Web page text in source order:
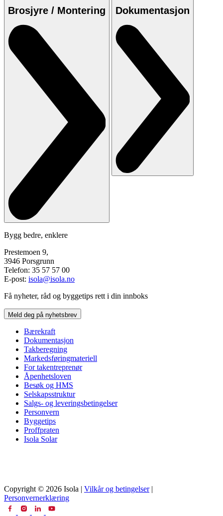
Brosjyre / Montering Dokumentasjon
Bygg bedre, enklere
Prestemoen 9,
3946 Porsgrunn
Telefon: 35 57 57 00
E-post: isola@isola.no
Få nyheter, råd og byggetips rett i din innboks
Meld deg på nyhetsbrev
Bærekraft
Dokumentasjon
Takberegning
Markedsføringmateriell
For takentreprenør
Åpenhetsloven
Besøk og HMS
Selskapsstruktur
Salgs- og leveringsbetingelser
Personvern
Byggetips
Proffpraten
Isola Solar
Copyright © 2026 Isola | Vilkår og betingelser|
Personvernerklæring